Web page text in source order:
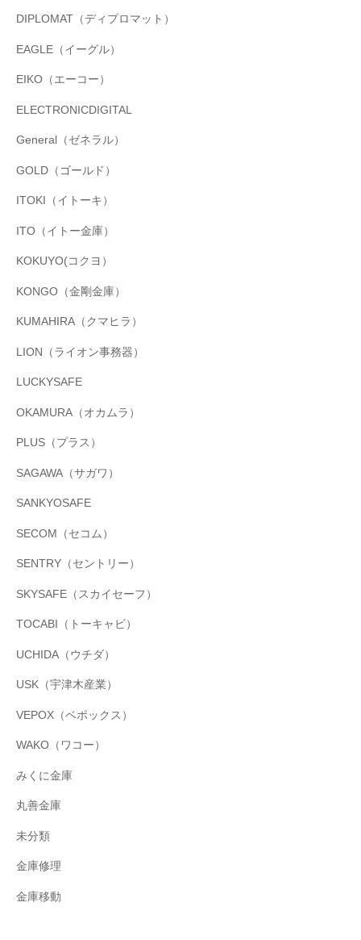
DIPLOMAT（ディプロマット）
EAGLE（イーグル）
EIKO（エーコー）
ELECTRONICDIGITAL
General（ゼネラル）
GOLD（ゴールド）
ITOKI（イトーキ）
ITO（イトー金庫）
KOKUYO(コクヨ）
KONGO（金剛金庫）
KUMAHIRA（クマヒラ）
LION（ライオン事務器）
LUCKYSAFE
OKAMURA（オカムラ）
PLUS（プラス）
SAGAWA（サガワ）
SANKYOSAFE
SECOM（セコム）
SENTRY（セントリー）
SKYSAFE（スカイセーフ）
TOCABI（トーキャビ）
UCHIDA（ウチダ）
USK（宇津木産業）
VEPOX（ベポックス）
WAKO（ワコー）
みくに金庫
丸善金庫
未分類
金庫修理
金庫移動